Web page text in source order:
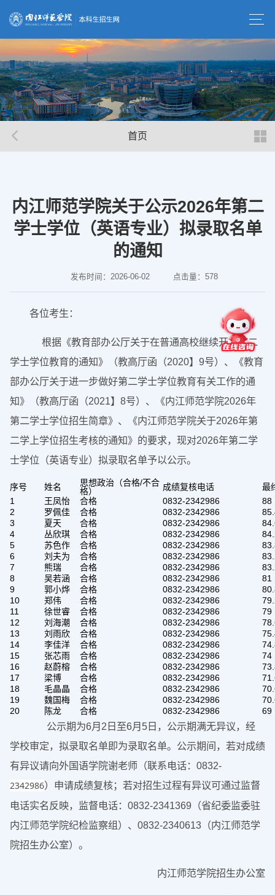
首页
内江师范学院关于公示2026年第二
学士学位（英语专业）拟录取名单
的通知
发布时间：2026-06-02 点击量： 578
各位考生：
根据《教育部办公厅关于在普通高校继续开展第二
学士学位教育的通知》（教高厅函（2020】9号）、《教育
部办公厅关于进一步做好第二学士学位教育有关工作的通
知》（教高厅函（2021】8号）、《内江师范学院2026年
第二学士学位招生简章》、《内江师范学院关于2026年第
二学上学位招生考核的通知》的要求，现对2026年第二学
士学位（英语专业）拟录取名单予以公示。
序号 姓名
思想政治（合格/不合
格）
成绩复核电话
最
1
王凤怡 合格 0832-2342986
88
2
罗佩佳 合格 0832-2342986
3
夏天 合格 0832-2342986
4
丛欣琪 合格 0832-2342986
5
苏色作 合格 0832-2342986
6
刘夫为 合格 0832-2342986
7
熊瑞 合格 0832-2342986
8
吴若涵 合格 0832-2342986
81
9
郭小烨 合格 0832-2342986
10
郑伟 合格 0832-2342986
11
徐世睿 合格 0832-2342986
79
12
刘海潮 合格 0832-2342986
13
刘雨欣 合格 0832-2342986
14
李佳洋 合格 0832-2342986
15
张芯雨 合格 0832-2342986
74
16
赵蔚榕 合格 0832-2342986
17
梁博 合格 0832-2342986
18
毛晶晶 合格 0832-2342986
19
魏国梅 合格 0832-2342986
20
陈龙 合格 0832-2342986 69
公示期为6月2日至6月5日，公示期满无异议，经
学校审定，拟录取名单即为录取名单。公示期间，若对成绩
有异议请向外国语学院谢老师（联系电话：0832-
2342986）申请成绩复核；若对招生过程有异议可通过监督
电话实名反映，监督电话：0832-2341369（省纪委监委驻
内江师范学院纪检监察组）、0832-2340613（内江师范学
院招生办公室）。
内江师范学院招生办公室